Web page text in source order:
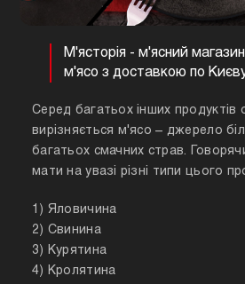
М'ясторія - м'ясний
м'ясо з доставкою по
Серед багатьох інших продуктів
вирізняється м'ясо – джерело
багатьох смачних страв.
мати на увазі різні типи цього
1) Яловичина
2) Свинина
3) Курятина
4) Кролятина